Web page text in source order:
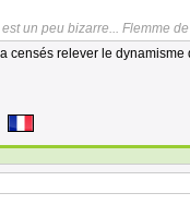
un peu bizarre... Flemme
censés relever le